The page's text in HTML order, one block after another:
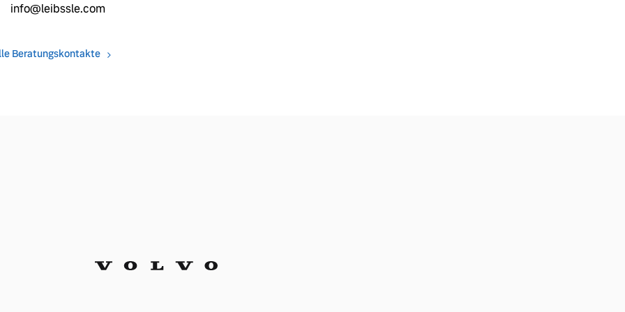
info@leibssle.com
Beratungskontakte